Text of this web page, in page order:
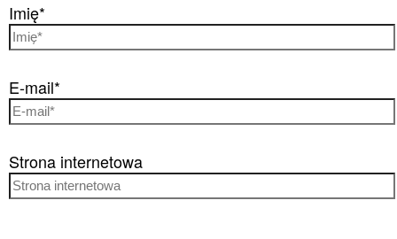
Imię*
E-mail*
Strona internetowa